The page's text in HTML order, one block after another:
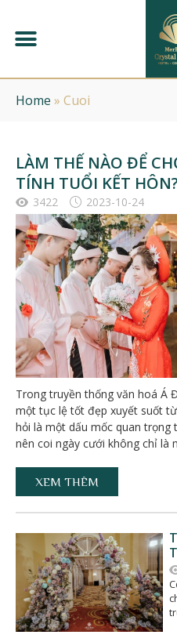
Home » Cuoi
LÀM THẾ NÀO ĐỂ
TÍNH TUỔI KẾT
3422 2023-10-24
Trong truyền thống văn hoá Á
một tục lệ tốt đẹp xuyết suốt
hỏi là một dấu mốc quan
nên coi ngày cưới không chỉ là
XEM THÊM